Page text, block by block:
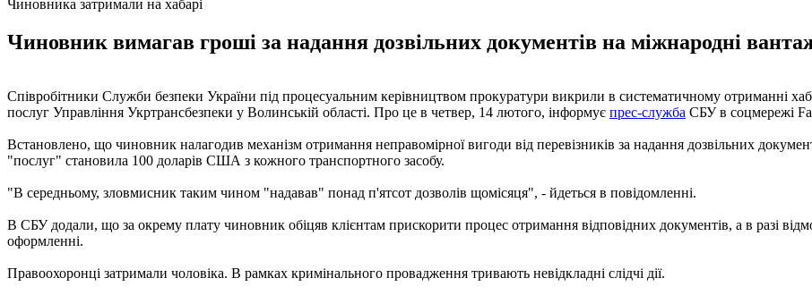
Чиновника затримали на хабарі
Чиновник вимагав гроші за надання дозвільних документів на міжнародні
Співробітники Служби безпеки України під процесуальним керівництвом прокуратури викрили в систематичному отриманні
послуг Управління Укртрансбезпеки у Волинській області. Про це в четвер, 14 лютого, інформує прес-служба СБУ в соцмережі
Встановлено, що чиновник налагодив механізм отримання неправомірної вигоди від перевізників за надання дозвільних
"послуг" становила 100 доларів США з кожного транспортного засобу.
"В середньому, зловмисник таким чином "надавав" понад п'ятсот дозволів щомісяця", - йдеться в повідомленні.
В СБУ додали, що за окрему плату чиновник обіцяв клієнтам прискорити процес отримання відповідних документів, а в разі
оформленні.
Правоохоронці затримали чоловіка. В рамках кримінального провадження тривають невідкладні слідчі дії.